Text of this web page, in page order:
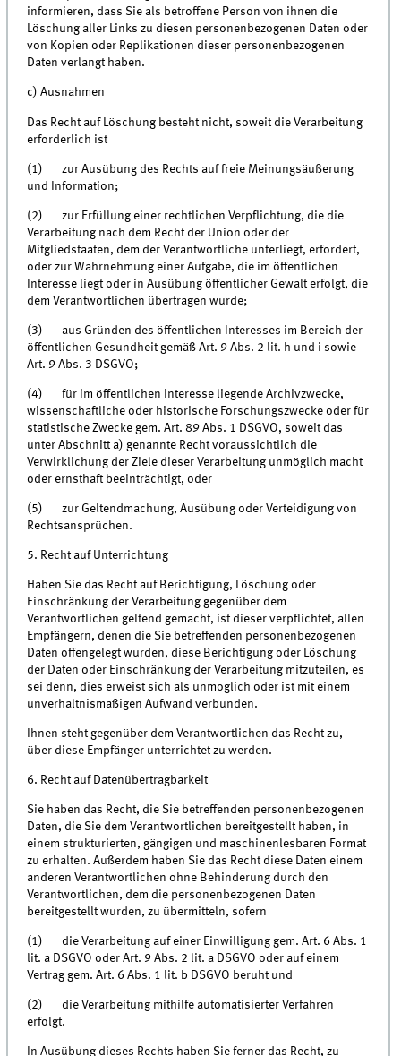
informieren, dass Sie als betroffene Person von ihnen die
Löschung aller Links zu diesen personenbezogenen Daten oder
von Kopien oder Replikationen dieser personenbezogenen
Daten verlangt haben.
c) Ausnahmen
Das Recht auf Löschung besteht nicht, soweit die Verarbeitung
erforderlich ist
(1) zur Ausübung des Rechts auf freie Meinungsäußerung
und Information;
(2) zur Erfüllung einer rechtlichen Verpflichtung, die die
Verarbeitung nach dem Recht der Union oder der
Mitgliedstaaten, dem der Verantwortliche unterliegt, erfordert,
oder zur Wahrnehmung einer Aufgabe, die im öffentlichen
Interesse liegt oder in Ausübung öffentlicher Gewalt erfolgt, die
dem Verantwortlichen übertragen wurde;
(3) aus Gründen des öffentlichen Interesses im Bereich der
öffentlichen Gesundheit gemäß Art. 9 Abs. 2 lit. h und i sowie
Art. 9 Abs. 3 DSGVO;
(4) für im öffentlichen Interesse liegende Archivzwecke,
wissenschaftliche oder historische Forschungszwecke oder für
statistische Zwecke gem. Art. 89 Abs. 1 DSGVO, soweit das
unter Abschnitt a) genannte Recht voraussichtlich die
Verwirklichung der Ziele dieser Verarbeitung unmöglich macht
oder ernsthaft beeinträchtigt, oder
(5) zur Geltendmachung, Ausübung oder Verteidigung von
Rechtsansprüchen.
5. Recht auf Unterrichtung
Haben Sie das Recht auf Berichtigung, Löschung oder
Einschränkung der Verarbeitung gegenüber dem
Verantwortlichen geltend gemacht, ist dieser verpflichtet, allen
Empfängern, denen die Sie betreffenden personenbezogenen
Daten offengelegt wurden, diese Berichtigung oder Löschung
der Daten oder Einschränkung der Verarbeitung mitzuteilen, es
sei denn, dies erweist sich als unmöglich oder ist mit einem
unverhältnismäßigen Aufwand verbunden.
Ihnen steht gegenüber dem Verantwortlichen das Recht zu,
über diese Empfänger unterrichtet zu werden.
6. Recht auf Datenübertragbarkeit
Sie haben das Recht, die Sie betreffenden personenbezogenen
Daten, die Sie dem Verantwortlichen bereitgestellt haben, in
einem strukturierten, gängigen und maschinenlesbaren Format
zu erhalten. Außerdem haben Sie das Recht diese Daten einem
anderen Verantwortlichen ohne Behinderung durch den
Verantwortlichen, dem die personenbezogenen Daten
bereitgestellt wurden, zu übermitteln, sofern
(1) die Verarbeitung auf einer Einwilligung gem. Art. 6 Abs. 1
lit. a DSGVO oder Art. 9 Abs. 2 lit. a DSGVO oder auf einem
Vertrag gem. Art. 6 Abs. 1 lit. b DSGVO beruht und
(2) die Verarbeitung mithilfe automatisierter Verfahren
erfolgt.
In Ausübung dieses Rechts haben Sie ferner das Recht, zu